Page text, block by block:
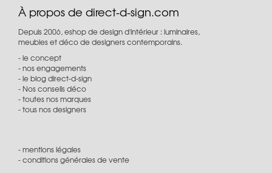
À propos de direct-d-sign.com
Depuis 2006, eshop de design d'intérieur : luminaires,
meubles et déco de designers contemporains.
le concept
nos engagements
le blog direct-d-sign
Nos conseils déco
toutes nos marques
tous nos designers
mentions légales
conditions générales de vente